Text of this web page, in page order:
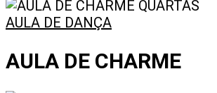
AULA DE DANÇA
AULA DE CHARME